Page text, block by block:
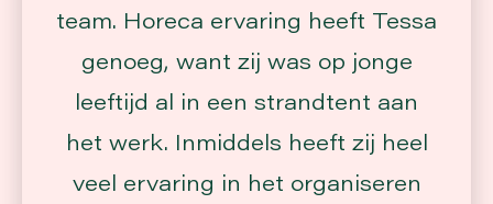
team. Horeca ervaring heeft Tessa
genoeg, want zij was op jonge
leeftijd al in een strandtent aan
het werk. Inmiddels heeft zij heel
veel ervaring in het organiseren